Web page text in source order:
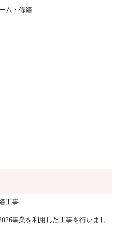
ム・修繕
工事
事業を利用した工事を行いまし